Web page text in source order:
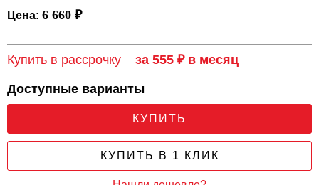
Цена: 6 660 ₽
Купить в рассрочку за 555 ₽ в месяц
Доступные варианты
КУПИТЬ
КУПИТЬ В 1 КЛИК